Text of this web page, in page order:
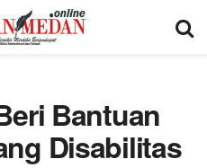
Bantuan
Disabilitas